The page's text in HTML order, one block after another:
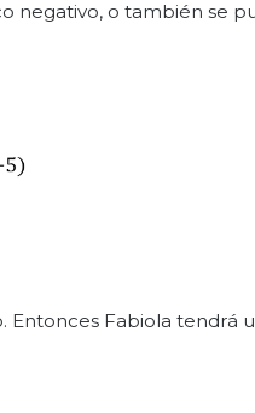
negativo, o también se
Entonces Fabiola tendrá